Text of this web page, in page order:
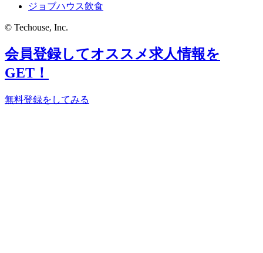
ジョブハウス飲食
© Techouse, Inc.
会員登録してオススメ求人情報を
GET！
無料登録をしてみる